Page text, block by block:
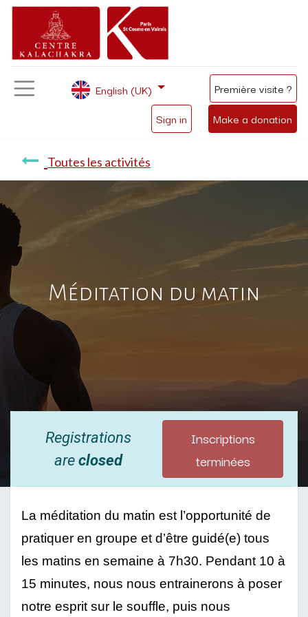
Sign in Make a donation
English (UK) Première visite ?
Toutes les activités
Méditation du matin
Registrations
areclosed
Inscriptions
terminées
La méditation du matin est l’opportunité de
pratiquer en groupe et d’être guidé(e) tous
les matins en semaine à 7h30. Pendant 10 à
15 minutes, nous nous entrainerons à poser
notre esprit sur le souffle, puis nous